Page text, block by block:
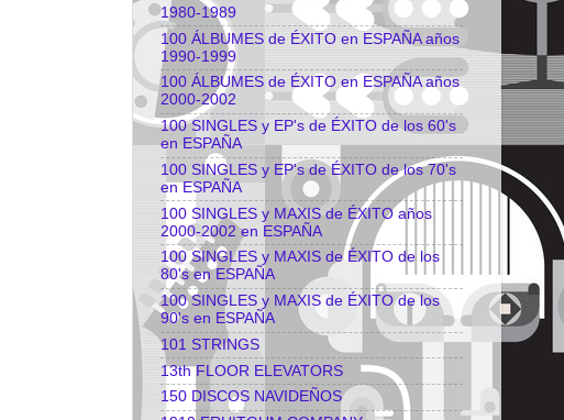
1980-1989
100 ÁLBUMES de ÉXITO en ESPAÑA años
1990-1999
100 ÁLBUMES de ÉXITO en ESPAÑA años
2000-2002
100 SINGLES y EP's de ÉXITO de los 60's
en ESPAÑA
100 SINGLES y EP's de ÉXITO de los 70's
en ESPAÑA
100 SINGLES y MAXIS de ÉXITO años
2000-2002 en ESPAÑA
100 SINGLES y MAXIS de ÉXITO de los
80's en ESPAÑA
100 SINGLES y MAXIS de ÉXITO de los
90's en ESPAÑA
101 STRINGS
13th FLOOR ELEVATORS
150 DISCOS NAVIDEÑOS